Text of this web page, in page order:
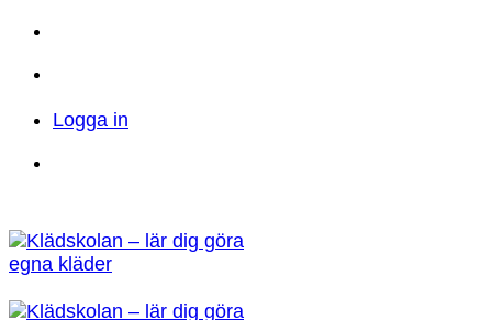
Skip
content
Logga in